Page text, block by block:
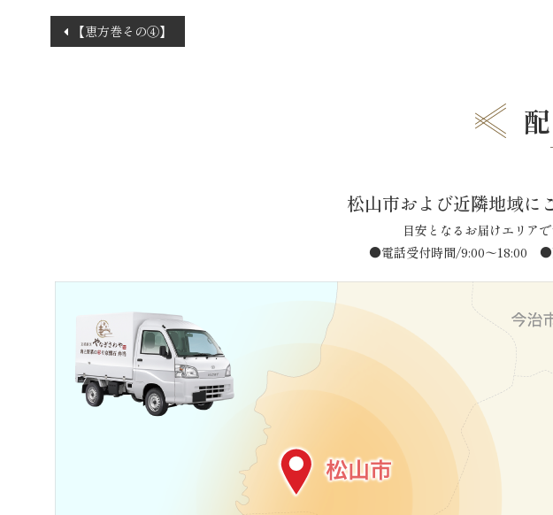
投
稿
【恵方巻その④】
松山市および近隣地域に
目安となるお届けエリア
●電話受付時間/9:00〜18:00 ●